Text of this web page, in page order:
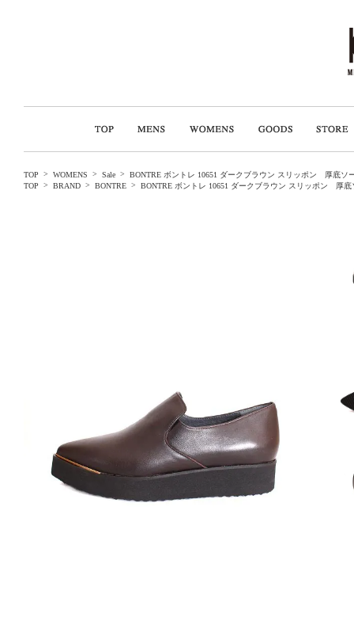
TOP > WOMENS > Sale >
BONTRE ボントレ 10651 ダークブラウン スリッポン 厚底ソ
TOP
> BRAND > BONTRE > BONTRE ボントレ 10651 ダークブラウン スリッポン 厚底